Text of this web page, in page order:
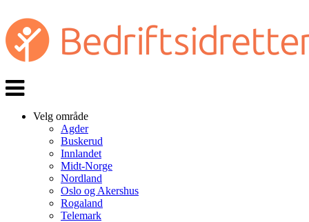
Veksle
navigasjon
Velg område
Agder
Buskerud
Innlandet
Midt-Norge
Nordland
Oslo og Akershus
Rogaland
Telemark